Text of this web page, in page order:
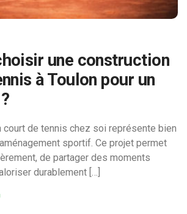
une construction
à Toulon pour un
court de tennis chez soi représente bien
sportif. Ce projet permet
de partager des moments
durablement […]